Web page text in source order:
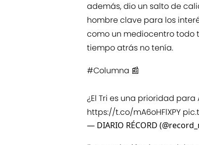
además, dio un salto de
hombre clave para los
como un mediocentro todo
tiempo atrás no tenía.
#Columna 📰
¿El Tri es una prioridad
https://t.co/mA6oHFlXPY
— DIARIO RÉCORD